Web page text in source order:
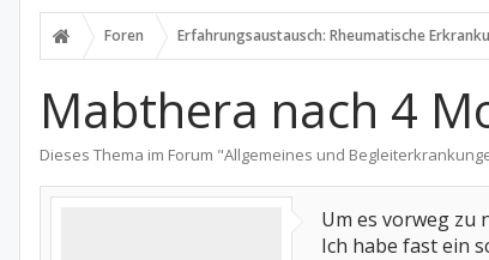
Foren Erfahrungsaustausch: Rheumatische
Mabthera nach 4
Dieses Thema im Forum "Allgemeines und
Um es vorweg zu
Ich habe fast ein